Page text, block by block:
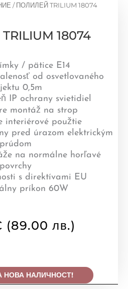
/ ПОЛИЛЕЙ TRILIUM 18074
18074
(89.00 лв.)
НОВА НАЛИЧНОСТ!